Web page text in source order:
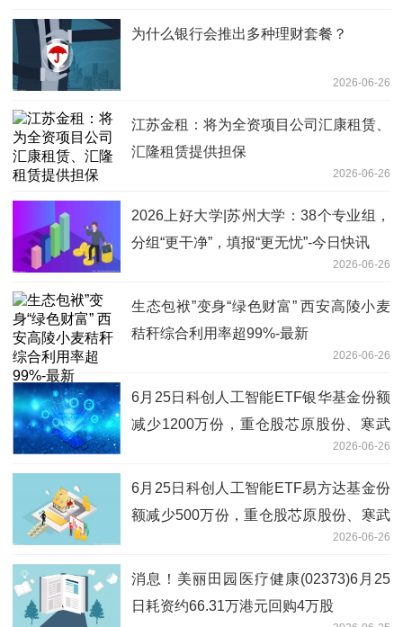
为什么银行会推出多种理财套餐？
2026-06-26
江苏金租：将为全资项目公司汇康租赁、
汇隆租赁提供担保
2026-06-26
2026上好大学|苏州大学：38个专业组，
分组“更干净”，填报“更无忧”-今日快讯
2026-06-26
生态包袱”变身“绿色财富” 西安高陵小麦
秸秆综合利用率超99%-最新
2026-06-26
6月25日科创人工智能ETF银华基金份额
减少1200万份，重仓股芯原股份、寒武
2026-06-26
6月25日科创人工智能ETF易方达基金份
额减少500万份，重仓股芯原股份、寒武
2026-06-26
消息！美丽田园医疗健康(02373)6月25
日耗资约66.31万港元回购4万股